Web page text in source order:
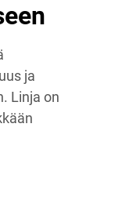
ja
Linja on